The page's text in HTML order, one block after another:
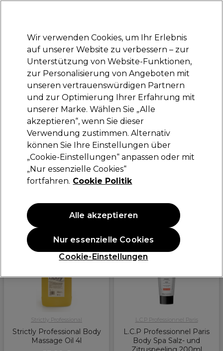
Anmelden
Marken Deals Haare Elektrogeräte Saloneinrichtung
Lieferung und Lieferzeiten
– mehr erfahren
Vegane Produkte Kosmetik Hautpflege
Hautpflege
Filters
Strictly Professional
Strictly Professional Body
Massage Oil 4l
L.C.P Professionnel Paris
L.C.P Professionnel Paris
Body Spa Salz- und
Wir verwenden Cookies, um Ihr Erlebnis
auf unserer Website zu verbessern – zur
Unterstützung von Website-Funktionen,
zur Personalisierung von Angeboten mit
unseren vertrauenswürdigen Partnern
und zur Optimierung Ihrer Erfahrung mit
unserer Marke. Wählen Sie „Alle
akzeptieren“, wenn Sie dieser
Verwendung zustimmen. Alternativ
können Sie Ihre Einstellungen über
„Cookie-Einstellungen“ anpassen oder mit
„Nur essenzielle Cookies“
fortfahren. Cookie Politik
Cookie-Einstellungen
Nur essenzielle Cookies
Alle akzeptieren